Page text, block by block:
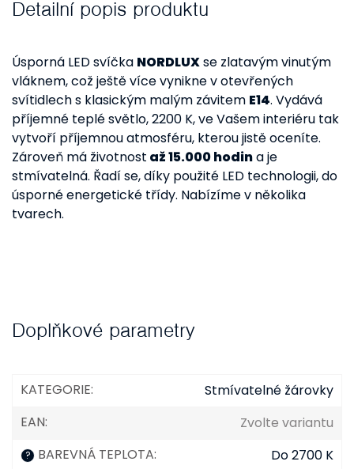
Detailní popis produktu
Úsporná LED svíčka NORDLUXse zlatavým vinutým
vláknem, což ještě více vynikne v otevřených
svítidlech s klasickým malým závitem E14. Vydává
příjemné teplé světlo, 2200 K, ve Vašem interiéru tak
vytvoří příjemnou atmosféru, kterou jistě oceníte.
Zároveň má životnost až 15.000 hodina je
stmívatelná. Řadí se, díky použité LED technologii, do
úsporné energetické třídy. Nabízíme v několika
tvarech.
Doplňkové parametry
KATEGORIE:
Stmívatelné žárovky
EAN: Zvolte variantu
? BAREVNÁ TEPLOTA: Do 2700 K